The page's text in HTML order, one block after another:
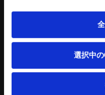
選択中
リサイクルプラントシステム
連続式混合機
もみがら成形機